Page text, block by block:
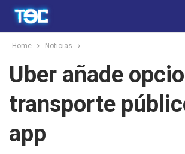
Home Noticias
Uber añade
transporte
app